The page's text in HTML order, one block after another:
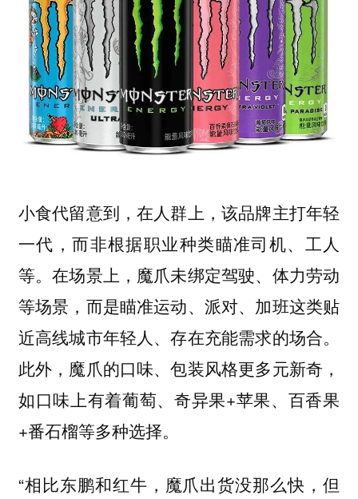
小食代留意到，在人群上，该品牌主打年轻
一代，而非根据职业种类瞄准司机、工人
等。在场景上，魔爪未绑定驾驶、体力劳动
等场景，而是瞄准运动、派对、加班这类贴
近高线城市年轻人、存在充能需求的场合。
此外，魔爪的口味、包装风格更多元新奇，
如口味上有着葡萄、奇异果+苹果、百香果
+番石榴等多种选择。
“相比东鹏和红牛，魔爪出货没那么快，但